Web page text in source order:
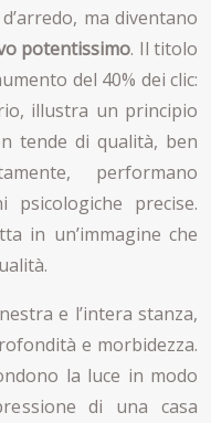
ma diventano
potentissimo. Il titolo
del 40% dei clic:
illustra un principio
tende di qualità, ben
performano
precise.
in un’immagine che
e l’intera stanza,
e morbidezza.
la luce in modo
di una casa